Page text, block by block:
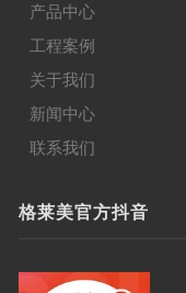
产品中心
工程案例
关于我们
新闻中心
联系我们
格莱美官方抖音